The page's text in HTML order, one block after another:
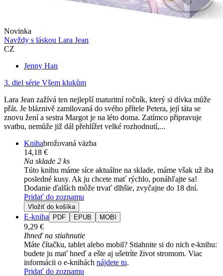
Novinka
Navždy s láskou Lara Jean
CZ
Jenny Han
3. diel série Všem klukům
Lara Jean zažívá ten nejlepší maturitní ročník, který si dívka může
přát. Je bláznivě zamilovaná do svého přítele Petera, její táta se
znovu žení a sestra Margot je na léto doma. Zatímco připravuje
svatbu, nemůže již dál přehlížet velké rozhodnutí,...
Knihabrožovaná väzba
14,18 €
Na sklade 2 ks
Túto knihu máme síce aktuálne na sklade, máme však už iba
posledné kusy. Ak ju chcete mať rýchlo, ponáhľajte sa!
Dodanie ďalších môže trvať dlhšie, zvyčajne do 18 dní.
Pridať do zoznamu
Vložiť do košíka
E-kniha PDF EPUB MOBI
9,29 €
Ihneď na stiahnutie
Máte čítačku, tablet alebo mobil? Stiahnite si do nich e-knihu:
budete ju mať hneď a ešte aj ušetríte život stromom. Viac
informácii o e-knihách nájdete tu.
Pridať do zoznamu